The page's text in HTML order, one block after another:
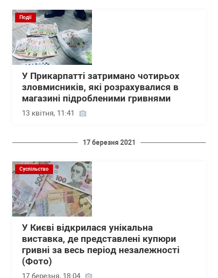
Події
У Прикарпатті затримано чотирьох
зловмисників, які розрахувалися в
магазині підробленими гривнями
13 квітня, 11:41
17 березня 2021
Суспільство
У Києві відкрилася унікальна
виставка, де представлені купюри
гривні за весь період незалежності
(Фото)